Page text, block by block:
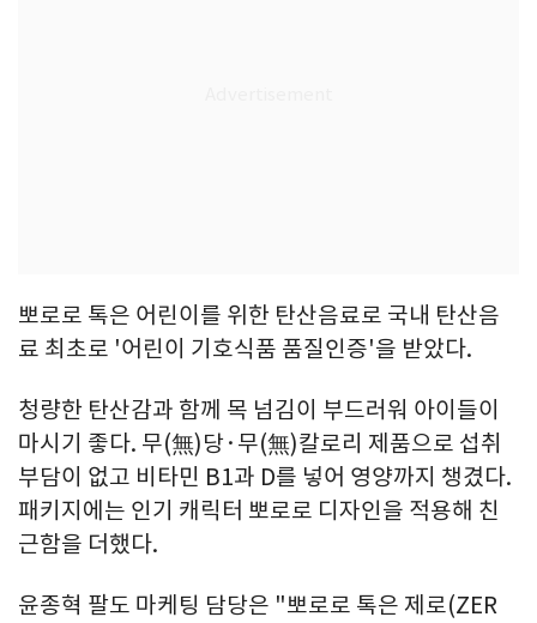
뽀로로 톡은 어린이를 위한 탄산음료로 국내 탄산음
료 최초로 '어린이 기호식품 품질인증'을 받았다.
청량한 탄산감과 함께 목 넘김이 부드러워 아이들이
마시기 좋다. 무(無)당·무(無)칼로리 제품으로 섭취
부담이 없고 비타민 B1과 D를 넣어 영양까지 챙겼다.
패키지에는 인기 캐릭터 뽀로로 디자인을 적용해 친
근함을 더했다.
윤종혁 팔도 마케팅 담당은 "뽀로로 톡은 제로(ZER